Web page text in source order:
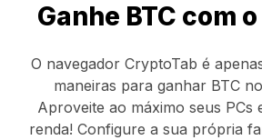
Ganhe BTC com
O navegador CryptoTab é
maneiras para ganhar BTC
Aproveite ao máximo seus PCs
renda! Configure a sua própria